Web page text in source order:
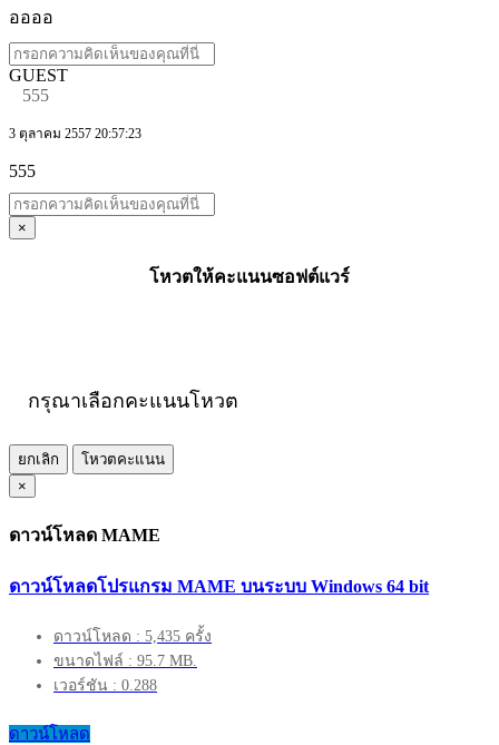
ออออ
GUEST
555
3 ตุลาคม 2557 20:57:23
555
×
โหวตให้คะแนนซอฟต์แวร์
กรุณาเลือกคะแนนโหวต
ยกเลิก
โหวตคะแนน
×
ดาวน์โหลด MAME
ดาวน์โหลดโปรแกรม MAME บนระบบ Windows 64 bit
ดาวน์โหลด : 5,435 ครั้ง
ขนาดไฟล์ : 95.7 MB.
เวอร์ชัน : 0.288
ดาวน์โหลด